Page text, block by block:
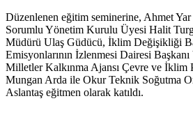
Düzenlenen eğitim seminerine, Ahmet
Sorumlu Yönetim Kurulu Üyesi Halit
Müdürü Ulaş Güdücü, İklim Değişikliği
Emisyonlarının İzlenmesi Dairesi
Milletler Kalkınma Ajansı Çevre ve İklim
Mungan Arda ile Okur Teknik Soğutma
Aslantaş eğitmen olarak katıldı.